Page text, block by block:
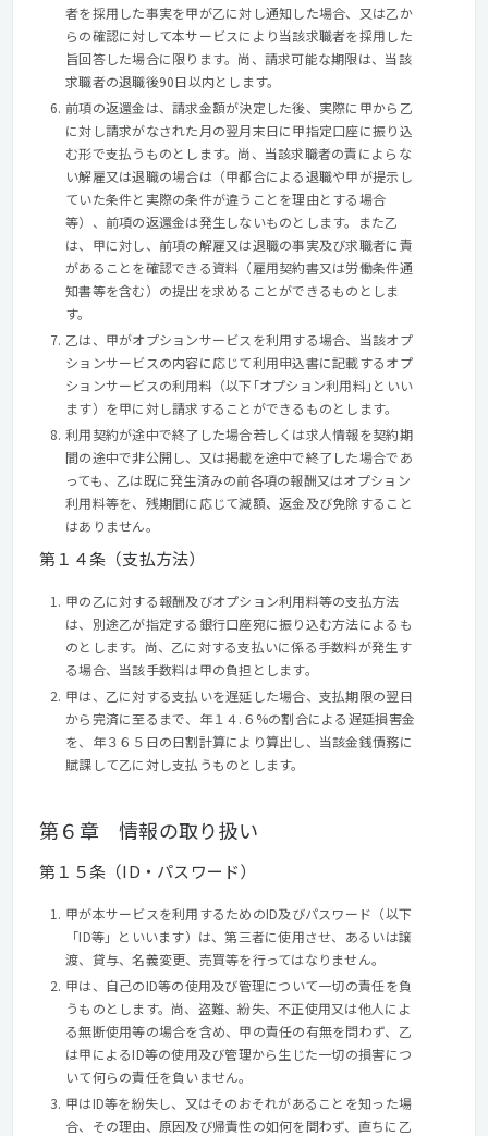
者を採用した事実を甲が乙に対し通知した場合、又は乙か
らの確認に対して本サービスにより当該求職者を採用した
旨回答した場合に限ります。尚、請求可能な期限は、当該
求職者の退職後90日以内とします。
前項の返還金は、請求金額が決定した後、実際に甲から乙
に対し請求がなされた月の翌月末日に甲指定口座に振り込
む形で支払うものとします。尚、当該求職者の責によらな
い解雇又は退職の場合は（甲都合による退職や甲が提示し
ていた条件と実際の条件が違うことを理由とする場合
等）、前項の返還金は発生しないものとします。また乙
は、甲に対し、前項の解雇又は退職の事実及び求職者に責
があることを確認できる資料（雇用契約書又は労働条件通
知書等を含む）の提出を求めることができるものとしま
す。
乙は、甲がオプションサービスを利用する場合、当該オプ
ションサービスの内容に応じて利用申込書に記載するオプ
ションサービスの利用料（以下｢オプション利用料｣といい
ます）を甲に対し請求することができるものとします。
利用契約が途中で終了した場合若しくは求人情報を契約期
間の途中で非公開し、又は掲載を途中で終了した場合であ
っても、乙は既に発生済みの前各項の報酬又はオプション
利用料等を、残期間に応じて減額、返金及び免除すること
はありません。
第１４条（支払方法）
甲の乙に対する報酬及びオプション利用料等の支払方法
は、別途乙が指定する銀行口座宛に振り込む方法によるも
のとします。尚、乙に対する支払いに係る手数料が発生す
る場合、当該手数料は甲の負担とします。
甲は、乙に対する支払いを遅延した場合、支払期限の翌日
から完済に至るまで、年１４.６%の割合による遅延損害金
を、年３６５日の日割計算により算出し、当該金銭債務に
賦課して乙に対し支払うものとします。
第６章 情報の取り扱い
第１５条（ID・パスワード）
甲が本サービスを利用するためのID及びパスワード（以下
「ID等」といいます）は、第三者に使用させ、あるいは譲
渡、貸与、名義変更、売買等を行ってはなりません。
甲は、自己のID等の使用及び管理について一切の責任を負
うものとします。尚、盗難、紛失、不正使用又は他人によ
る無断使用等の場合を含め、甲の責任の有無を問わず、乙
は甲によるID等の使用及び管理から生じた一切の損害につ
いて何らの責任を負いません。
甲はID等を紛失し、又はそのおそれがあることを知った場
合、その理由、原因及び帰責性の如何を問わず、直ちに乙